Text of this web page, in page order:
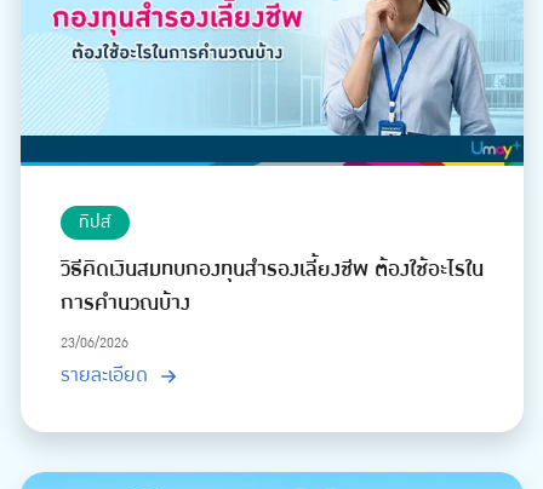
ทิปส์
วิธีคิดเงินสมทบกองทุนสำรองเลี้ยงชีพ ต้องใช้อะไรใน
การคำนวณบ้าง
23/06/2026
รายละเอียด